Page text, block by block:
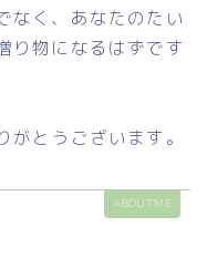
なく、あなたのたい
り物になるはずです
とうございます。
ABOUT ME